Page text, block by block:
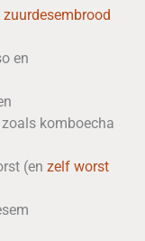
zuurdesembrood
en
komboecha
(en zelf worst